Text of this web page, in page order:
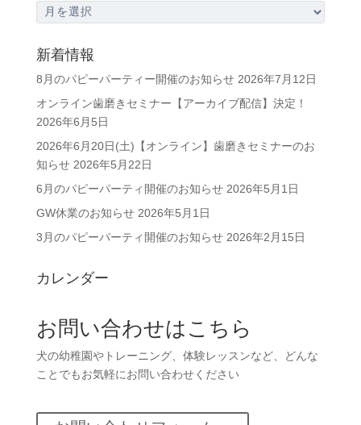
ー
カ
イ
ブ
新着情報
8月のパピーパーティー開催のお知らせ 2026年7月12日
オンライン歯磨きセミナー【アーカイブ配信】決定！
2026年6月5日
2026年6月20日(土)【オンライン】歯磨きセミナーのお
知らせ 2026年5月22日
6月のパピーパーティ開催のお知らせ 2026年5月1日
GW休業のお知らせ 2026年5月1日
3月のパピーパーティ開催のお知らせ 2026年2月15日
カレンダー
お問い合わせはこちら
犬の幼稚園やトレーニング、体験レッスンなど、どんな
ことでもお気軽にお問い合わせください